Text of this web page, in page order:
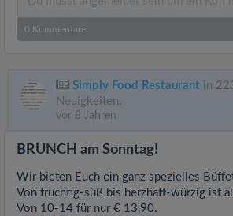
0 Kommentare
Simply Food Restaurant in
Neuigkeiten.
vor 8 Jahren
BRUNCH am Sonntag!
Wir bieten Euch ein ganz spezielles
Von fruchtig-süß bis herzhaft-würzig ist
Von 10-14 für nur € 13,90.